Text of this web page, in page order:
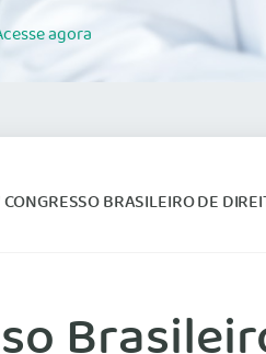
agora
BRASILEIRO DE DIREITO